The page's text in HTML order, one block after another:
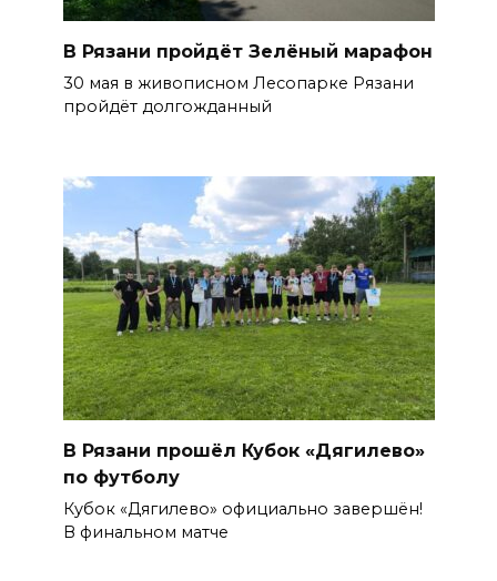
В Рязани пройдёт Зелёный марафон
30 мая в живописном Лесопарке Рязани
пройдёт долгожданный
В Рязани прошёл Кубок «Дягилево»
по футболу
Кубок «Дягилево» официально завершён!
В финальном матче